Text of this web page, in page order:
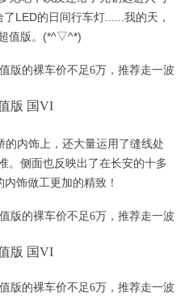
LED的日间行车灯......我的天，
值版。(*^▽^*)
版 国VI
内饰上，还大量运用了缝线处
。侧面也反映出了在长安的十多
饰做工更加的精致！
版 国VI